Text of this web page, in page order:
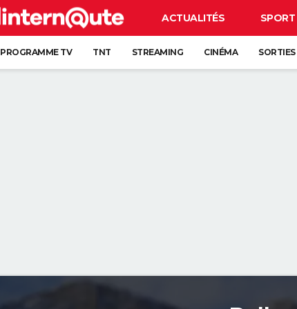
ACTUALITÉS SPORT
PROGRAMME TV TNT STREAMING CINÉMA